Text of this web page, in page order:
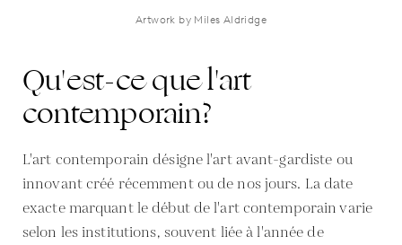
Artwork by Miles Aldridge
Qu'est-ce que l'art
contemporain?
L'art contemporain désigne l'art avant-gardiste ou
innovant créé récemment ou de nos jours. La date
exacte marquant le début de l'art contemporain varie
selon les institutions, souvent liée à l'année de